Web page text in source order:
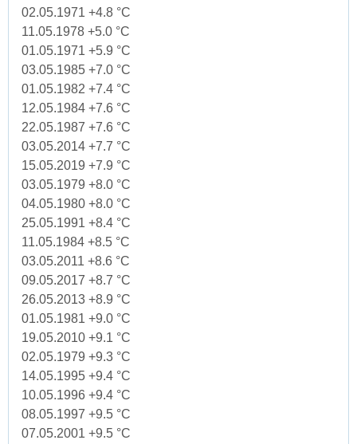
02.05.1971 +4.8 °C
11.05.1978 +5.0 °C
01.05.1971 +5.9 °C
03.05.1985 +7.0 °C
01.05.1982 +7.4 °C
12.05.1984 +7.6 °C
22.05.1987 +7.6 °C
03.05.2014 +7.7 °C
15.05.2019 +7.9 °C
03.05.1979 +8.0 °C
04.05.1980 +8.0 °C
25.05.1991 +8.4 °C
11.05.1984 +8.5 °C
03.05.2011 +8.6 °C
09.05.2017 +8.7 °C
26.05.2013 +8.9 °C
01.05.1981 +9.0 °C
19.05.2010 +9.1 °C
02.05.1979 +9.3 °C
14.05.1995 +9.4 °C
10.05.1996 +9.4 °C
08.05.1997 +9.5 °C
07.05.2001 +9.5 °C